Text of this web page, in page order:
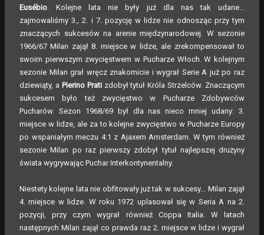
Eusébio . Kolejne lata nie były już dla nas tak udane...
zajmowaliśmy 3., 2. i 7. pozycję w lidze nie odnosząc przy tym
znaczących sukcesów na arenie międzynarodowej. W sezonie
1966/67 Milan zajął 8. miejsce w lidze, ale zrekompensował to
swoim pierwszym zwycięstwem w Pucharze Włoch. W kolejnym
sezonie Milan grał wręcz znakomicie i wygrał Serie A już po raz
dziewiąty, a Pierino Pratizdobył tytuł Króla Strzelców. Znaczącym
sukcesem było też zwycięstwo w Pucharze Zdobywców
Pucharów. Sezon 1968/69 był dla nas nieco mniej udany: 3.
miejsce w lidze, ale za to kolejne zwycięstwo w Pucharze Europy
po wspaniałym meczu 4:1 z Ajaxem Amsterdam. W tym również
sezonie Milan po raz pierwszy zdobył tytuł najlepszej drużyny
świata wygrywając Puchar Interkontynentalny.
Niestety kolejne lata nie obfitowały już tak w sukcesy... Milan zajął
4. miejsce w lidze. W roku 1972 uplasował się w Seria A na 2.
pozycji, przy czym wygrał również Coppa Italia. W latach
następnych Milan zajął co prawda raz 2. miejsce w lidze i wygrał